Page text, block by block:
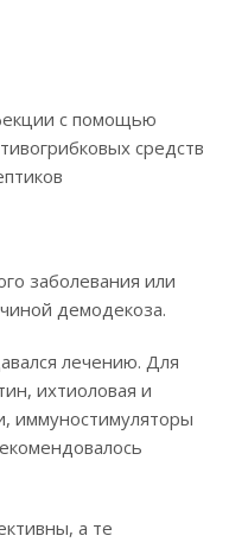
с помощью
средств
заболевания или
демодекоза.
лечению. Для
ихтиоловая и
иммуностимуляторы
а те